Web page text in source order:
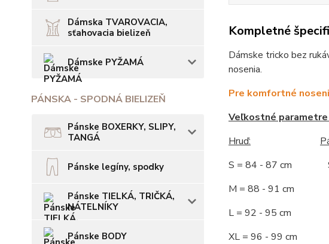
Dámska TVAROVACIA,
sťahovacia bielizeň
Dámske PYŽAMÁ
PÁNSKA - SPODNÁ BIELIZEŇ
Pánske BOXERKY, SLIPY,
TANGÁ
Pánske legíny, spodky
Pánske TIELKÁ, TRIČKÁ,
NÁTELNÍKY
Pánske BODY
Kompletné
Dámske tricko bez
nosenia.
Pre komfortné
Veľkostné parametre
Hruď:
S = 84 - 87 cm S
M = 88 - 91 cm M
L = 92 - 95 cm L
XL = 96 - 99 cm